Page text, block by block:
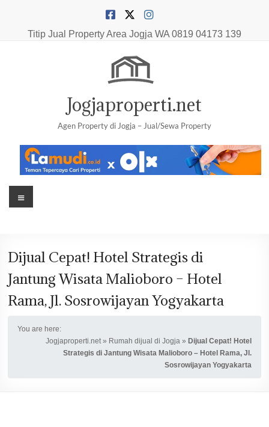
contentTitip Jual Property Area Jogja WA 0819 04173 139
Jogjaproperti.net
Agen Property di Jogja – Jual/Sewa Property
Menu
Dijual Cepat! Hotel Strategis di
Jantung Wisata Malioboro – Hotel
Rama, Jl. Sosrowijayan Yogyakarta
You are here:
Jogjaproperti.net» Rumah dijual di Jogja » Dijual Cepat! Hotel
Strategis di Jantung Wisata Malioboro – Hotel Rama, Jl.
Sosrowijayan Yogyakarta